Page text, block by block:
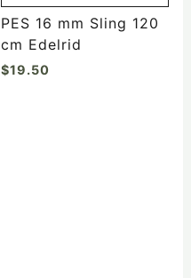
PES 16 mm Sling 120
cm Edelrid
$19.50